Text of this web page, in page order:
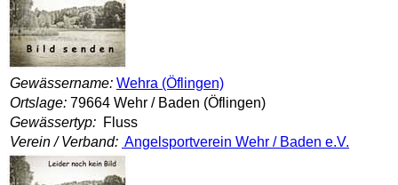
Gewässername: Wehra (Öflingen)
Ortslage: 79664 Wehr / Baden (Öflingen)
Gewässertyp: Fluss
Verein / Verband: Angelsportverein Wehr / Baden e.V.